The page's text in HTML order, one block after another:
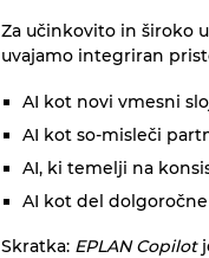
Za učinkovito in široko
uvajamo integriran
AI kot novi vmesni
AI kot so‑misleči
AI, ki temelji na
AI kot del
Skratka: EPLAN Copilot